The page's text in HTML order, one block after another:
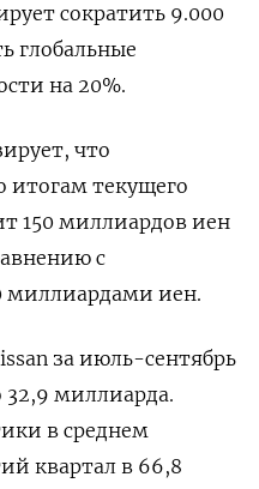
сократить 9.000
глобальные
на 20%.
что
итогам текущего
150 миллиардов иен
с
миллиардами иен.
за июль-сентябрь
32,9 миллиарда.
в среднем
квартал в 66,8